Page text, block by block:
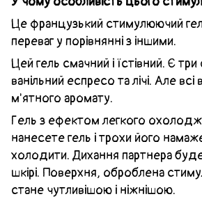
Це французький стимулюючий
переваг у порівнянні з іншими.
Цей гель смачний і їстівний. Є
ванільний еспресо та лічі. Але
м'ятного аромату.
Гель з ефектом легкого
нанесете гель і трохи його
холодити. Дихання партнера
шкірі. Поверхня, оброблена
стане чутливішою і ніжнішою.